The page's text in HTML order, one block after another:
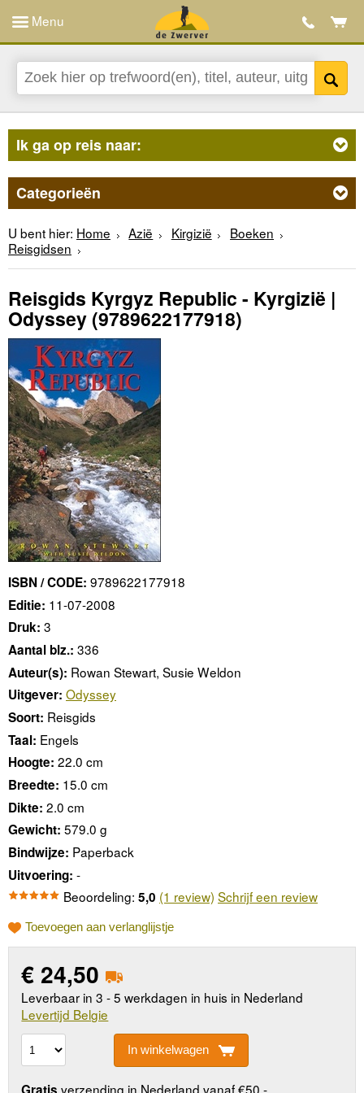
Menu
Ik ga op reis naar:
Categorieën
U bent hier: Home Azië Kirgizië
Boeken
Reisgidsen
Reisgids Kyrgyz Republic - Kyrgizië |
Odyssey (9789622177918)
ISBN / CODE: 9789622177918
Editie: 11-07-2008
Druk: 3
Aantal blz.: 336
Auteur(s): Rowan Stewart, Susie Weldon
Uitgever: Odyssey
Soort: Reisgids
Taal: Engels
Hoogte: 22.0 cm
Breedte: 15.0 cm
Dikte: 2.0 cm
Gewicht: 579.0 g
Bindwijze: Paperback
Uitvoering: -
Beoordeling: 5,0 (1 review) Schrijf een review
Toevoegen aan verlanglijstje
€ 24,50
Leverbaar in 3 - 5 werkdagen in huis in Nederland
Levertijd Belgie
In winkelwagen
verzending in Nederland vanaf €50,-